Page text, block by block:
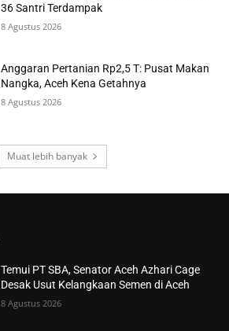
36 Santri Terdampak
8 Agustus 2026
Anggaran Pertanian Rp2,5 T: Pusat Makan
Nangka, Aceh Kena Getahnya
8 Agustus 2026
Muat lebih banyak
Temui PT SBA, Senator Aceh Azhari Cage
Desak Usut Kelangkaan Semen di Aceh
8 Agustus 2026